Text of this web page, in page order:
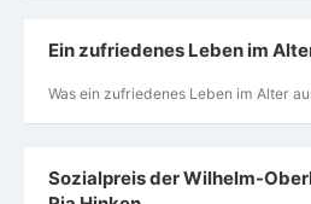
Ein zufriedenes Leben im
Was ein zufriedenes Leben im Alter
Sozialpreis der Wilhelm-